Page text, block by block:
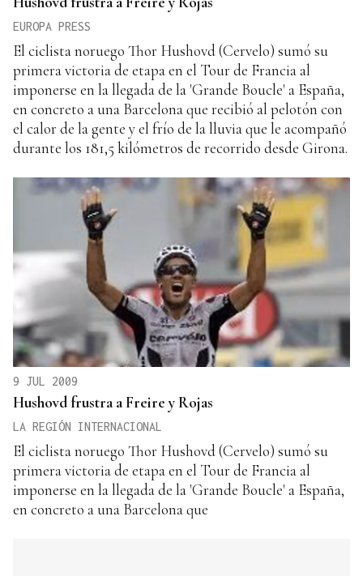
EUROPA PRESS
El ciclista noruego Thor Hushovd (Cervelo) sumó su
primera victoria de etapa en el Tour de Francia al
imponerse en la llegada de la 'Grande Boucle' a España,
en concreto a una Barcelona que recibió al pelotón con
el calor de la gente y el frío de la lluvia que le acompañó
durante los 181,5 kilómetros de recorrido desde Girona.
9 JUL 2009
Hushovd frustra a Freire y Rojas
LA REGIÓN INTERNACIONAL
El ciclista noruego Thor Hushovd (Cervelo) sumó su
primera victoria de etapa en el Tour de Francia al
imponerse en la llegada de la 'Grande Boucle' a España,
en concreto a una Barcelona que